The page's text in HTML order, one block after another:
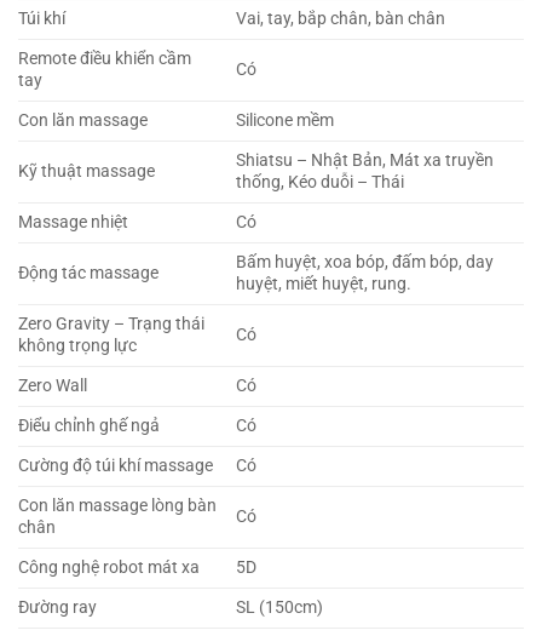
Túi khí
Vai, tay, bắp chân, bàn chân
Remote điều khiển cầm
tay
Có
Con lăn massage Silicone mềm
Kỹ thuật massage
Shiatsu – Nhật Bản, Mát xa truyền
thống, Kéo duỗi – Thái
Massage nhiệt
Có
Động tác massage
Bấm huyệt, xoa bóp, đấm bóp, day
huyệt, miết huyệt, rung.
Zero Gravity – Trạng thái
không trọng lực
Có
Zero Wall
Có
Điểu chỉnh ghế ngả
Có
Cường độ túi khí massage
Có
Con lăn massage lòng bàn
chân
Có
Công nghệ robot mát xa
5D
Đường ray
SL (150cm)